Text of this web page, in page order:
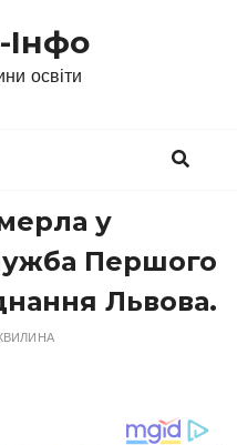
Інфо
освіти
у
Першого
Львова.